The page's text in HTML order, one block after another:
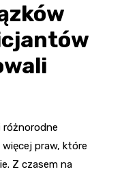
różnorodne
praw, które
Z czasem na